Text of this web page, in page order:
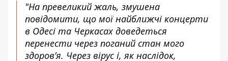
"На превеликий жаль, змушена
повідомити, що мої найближчі концерти
в Одесі та Черкасах доведеться
перенести через поганий стан мого
здоров’я. Через вірус і, як наслідок,